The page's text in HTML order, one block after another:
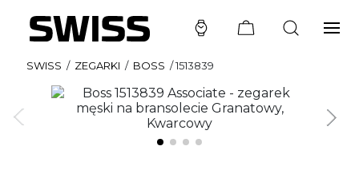
SWISS / ZEGARKI / BOSS /1513839